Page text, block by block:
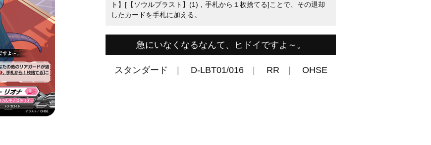
ト】[【ソウルブラスト】(1)，手札から１枚捨てる]ことで、その退却
したカードを手札に加える。
急にいなくなるなんて、ヒドイですよ～。
スタンダード D-LBT01/016 RR OHSE